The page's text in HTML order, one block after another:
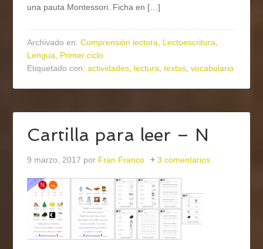
una pauta Montessori. Ficha en […]
Archivado en:Comprensión lectora, Lectoescritura,
Lengua, Primer ciclo
Etiquetado con:actividades, lectura,textos,vocabulario
Cartilla para leer – N
9 marzo, 2017 por Fran Franco 3 comentarios